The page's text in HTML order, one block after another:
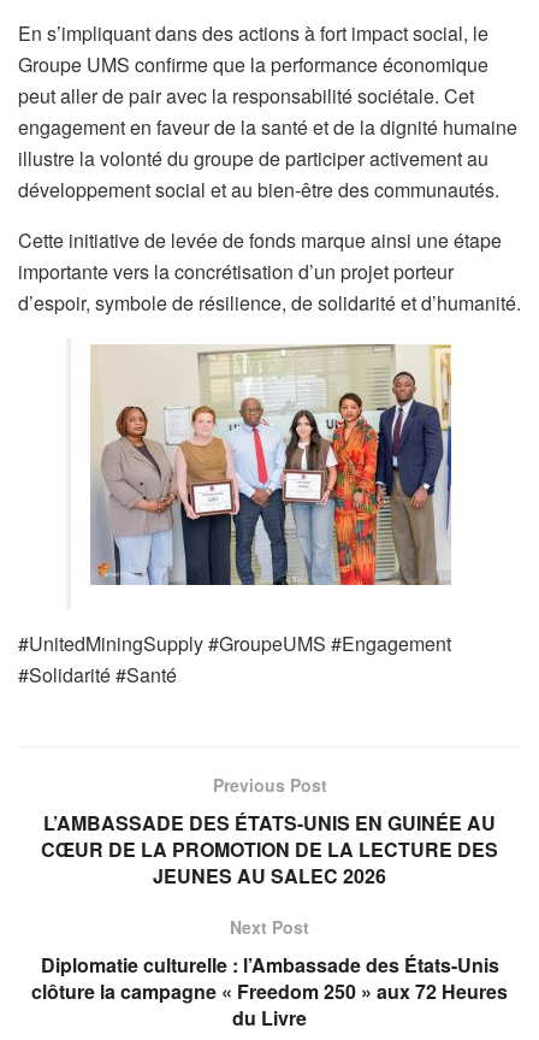
En s’impliquant dans des actions à fort impact social, le
Groupe UMS confirme que la performance économique
peut aller de pair avec la responsabilité sociétale. Cet
engagement en faveur de la santé et de la dignité humaine
illustre la volonté du groupe de participer activement au
développement social et au bien-être des communautés.
Cette initiative de levée de fonds marque ainsi une étape
importante vers la concrétisation d’un projet porteur
d’espoir, symbole de résilience, de solidarité et d’humanité.
#UnitedMiningSupply #GroupeUMS #Engagement
#Solidarité #Santé
Previous Post
L’AMBASSADE DES ÉTATS-UNIS EN GUINÉE AU
CŒUR DE LA PROMOTION DE LA LECTURE DES
JEUNES AU SALEC 2026
Next Post
Diplomatie culturelle : l’Ambassade des États-Unis
clôture la campagne « Freedom 250 » aux 72 Heures
du Livre